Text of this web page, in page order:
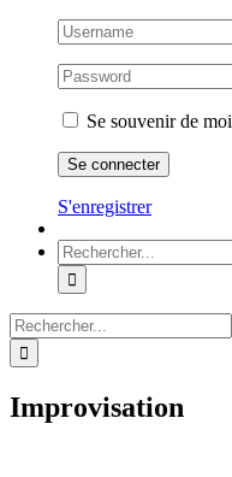
Se souvenir de moi
S'enregistrer
Rechercher:
Rechercher:
Improvisation